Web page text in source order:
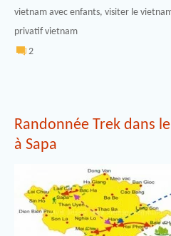
vietnam avec enfants, visiter le
privatif vietnam
2
Randonnée Trek dans
à Sapa